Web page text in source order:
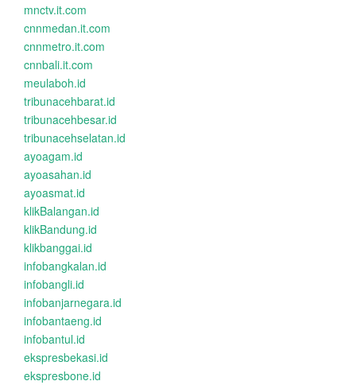
mnctv.it.com
cnnmedan.it.com
cnnmetro.it.com
cnnbali.it.com
meulaboh.id
tribunacehbarat.id
tribunacehbesar.id
tribunacehselatan.id
ayoagam.id
ayoasahan.id
ayoasmat.id
klikBalangan.id
klikBandung.id
klikbanggai.id
infobangkalan.id
infobangli.id
infobanjarnegara.id
infobantaeng.id
infobantul.id
ekspresbekasi.id
ekspresbone.id